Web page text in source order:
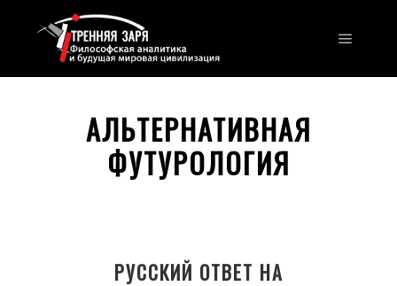
АЛЬТЕРНАТИВНАЯ
ФУТУРОЛОГИЯ
РУССКИЙ ОТВЕТ НА